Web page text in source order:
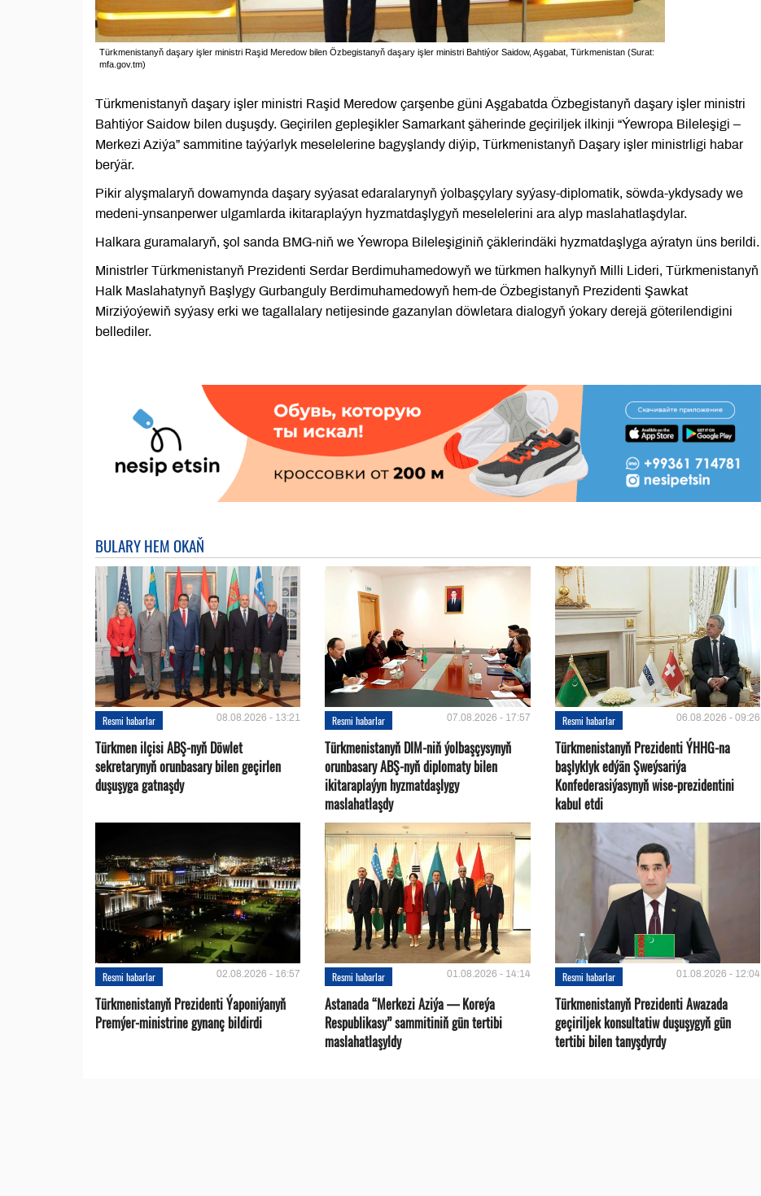
Türkmenistanyň daşary işler ministri Raşid Meredow bilen Özbegistanyň daşary işler ministri Bahtiýor Saidow, Aşgabat, Türkmenistan (Surat:
mfa.gov.tm)
Türkmenistanyň daşary işler ministri Raşid Meredow çarşenbe güni Aşgabatda Özbegistanyň daşary işler ministri
Bahtiýor Saidow bilen duşuşdy. Geçirilen gepleşikler Samarkant şäherinde geçiriljek ilkinji “Ýewropa Bileleşigi –
Merkezi Aziýa” sammitine taýýarlyk meselelerine bagyşlandy diýip, Türkmenistanyň Daşary işler ministrligi habar
berýär.
Pikir alyşmalaryň dowamynda daşary syýasat edaralarynyň ýolbaşçylary syýasy-diplomatik, söwda-ykdysady we
medeni-ynsanperwer ulgamlarda ikitaraplaýyn hyzmatdaşlygyň meselelerini ara alyp maslahatlaşdylar.
Halkara guramalaryň, şol sanda BMG-niň we Ýewropa Bileleşiginiň çäklerindäki hyzmatdaşlyga aýratyn üns berildi.
Ministrler Türkmenistanyň Prezidenti Serdar Berdimuhamedowyň we türkmen halkynyň Milli Lideri, Türkmenistanyň
Halk Maslahatynyň Başlygy Gurbanguly Berdimuhamedowyň hem-de Özbegistanyň Prezidenti Şawkat
Mirziýoýewiň syýasy erki we tagallalary netijesinde gazanylan döwletara dialogyň ýokary derejä göterilendigini
bellediler.
BULARY HEM OKAŇ
Resmi habarlar 08.08.2026 - 13:21
Türkmen ilçisi ABŞ-nyň Döwlet
sekretarynyň orunbasary bilen geçirlen
duşuşyga gatnaşdy
Resmi habarlar 07.08.2026 - 17:57
Türkmenistanyň DIM-niň ýolbaşçysynyň
orunbasary ABŞ-nyň diplomaty bilen
ikitaraplaýyn hyzmatdaşlygy
maslahatlaşdy
Resmi habarlar 06.08.2026 - 09:26
Türkmenistanyň Prezidenti ÝHHG-na
başlyklyk edýän Şweýsariýa
Konfederasiýasynyň wise-prezidentini
kabul etdi
Resmi habarlar 02.08.2026 - 16:57
Türkmenistanyň Prezidenti Ýaponiýanyň
Premýer-ministrine gynanç bildirdi
Resmi habarlar 01.08.2026 - 14:14
Astanada “Merkezi Aziýa — Koreýa
Respublikasy” sammitiniň gün tertibi
maslahatlaşyldy
Resmi habarlar 01.08.2026 - 12:04
Türkmenistanyň Prezidenti Awazada
geçiriljek konsultatiw duşuşygyň gün
tertibi bilen tanyşdyrdy